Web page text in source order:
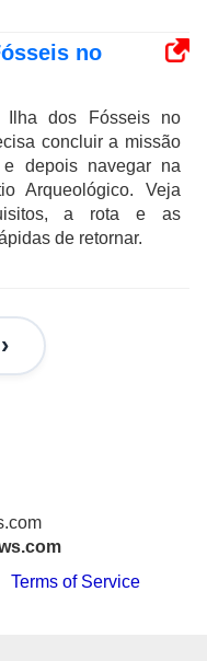
no
Ilha dos Fósseis no
concluir a missão
depois navegar na
Arqueológico. Veja
a rota e as
de retornar.
Terms of Service